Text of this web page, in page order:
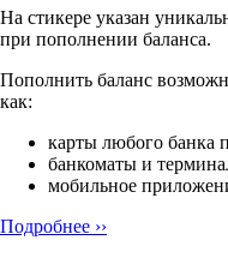
На стикере указан
при пополнении баланса.
Пополнить баланс
как:
карты любого банка
банкоматы и
мобильное
Подробнее ››